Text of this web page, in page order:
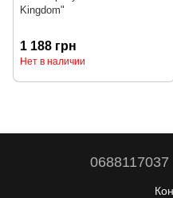
Kingdom"
1 188 грн
Нет в наличии
0688117037